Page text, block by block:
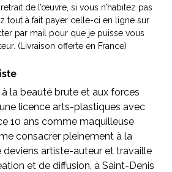
de l’œuvre, si vous n’habitez pas
tout à fait payer celle-ci en ligne sur
par mail pour que je puisse vous
(Livraison offerte en France)
la beauté brute et aux forces
licence arts-plastiques avec
10 ans comme maquilleuse
consacrer pleinement à la
deviens artiste-auteur et travaille
et de diffusion, à Saint-Denis